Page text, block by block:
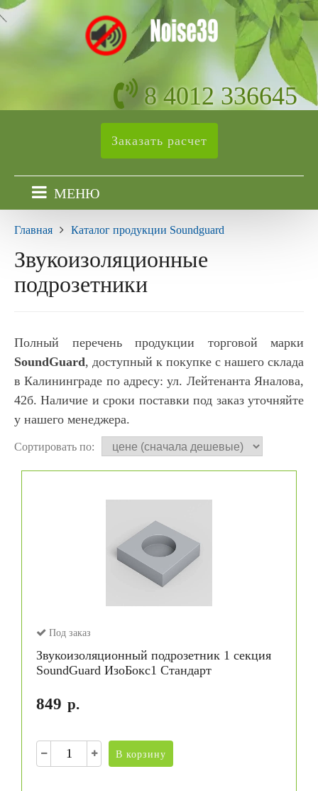
8 4012 336645
Заказать расчет
МЕНЮ
Главная Каталог продукции Soundguard
Звукоизоляционные
подрозетники
Полный перечень продукции торговой марки
SoundGuard, доступный к покупке с нашего склада
в Калининграде по адресу: ул. Лейтенанта Яналова,
42б. Наличие и сроки поставки под заказ уточняйте
у нашего менеджера.
Сортировать по:
Под заказ
Звукоизоляционный подрозетник 1 секция
SoundGuard ИзоБокс1 Стандарт
849 р.
В корзину